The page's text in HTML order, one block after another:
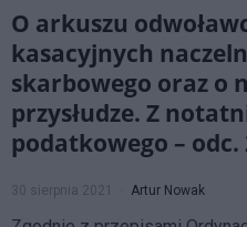
O arkuszu
kasacyjnych
skarbowego oraz o
przysłudze. Z
podatkowego – odc.
30 sierpnia 2021 Artur Nowak